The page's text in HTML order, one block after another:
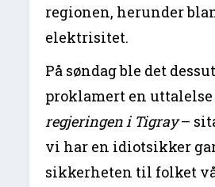
regionen, herunder
elektrisitet.
På søndag ble det
proklamert en
regjeringen i Tigray–
vi har en idiotsikker
sikkerheten til folket